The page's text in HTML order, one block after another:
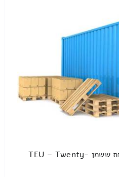
נפח של מכולה נמדד ביחידות ששמן TEU – Twenty-